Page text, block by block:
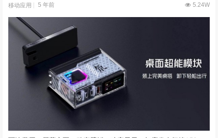
移动应用 5 年前 5.24W